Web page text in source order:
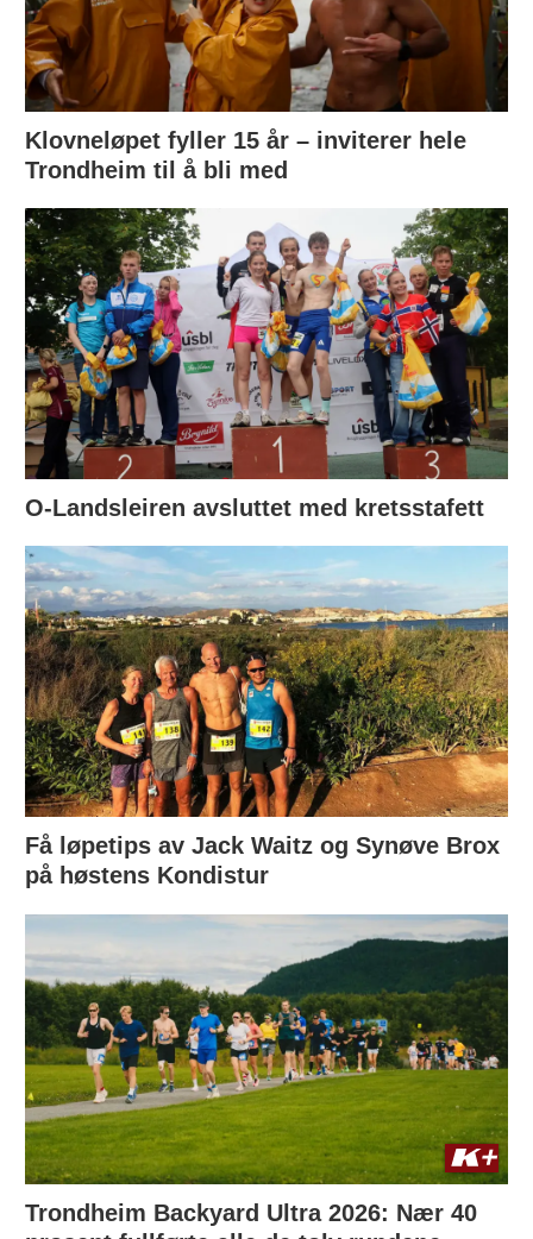
Klovneløpet fyller 15 år – inviterer hele
Trondheim til å bli med
O-Landsleiren avsluttet med kretsstafett
Få løpetips av Jack Waitz og Synøve Brox
på høstens Kondistur
Trondheim Backyard Ultra 2026: Nær 40